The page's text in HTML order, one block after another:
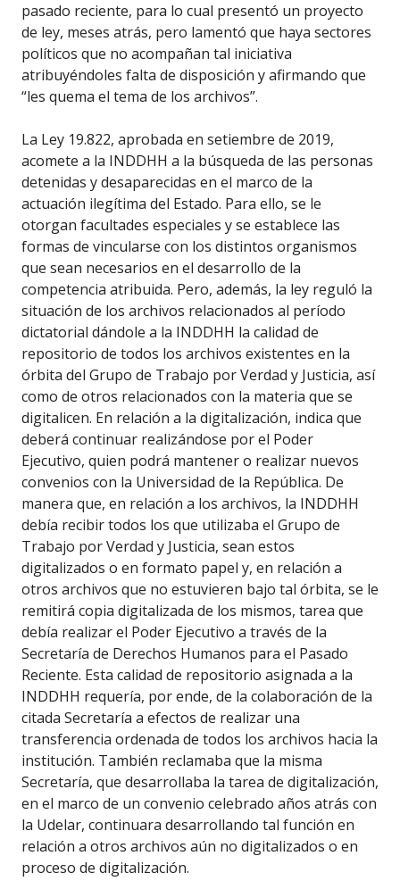
pasado reciente, para lo cual presentó un proyecto
de ley, meses atrás, pero lamentó que haya sectores
políticos que no acompañan tal iniciativa
atribuyéndoles falta de disposición y afirmando que
“les quema el tema de los archivos”.
La Ley 19.822, aprobada en setiembre de 2019,
acomete a la INDDHH a la búsqueda de las personas
detenidas y desaparecidas en el marco de la
actuación ilegítima del Estado. Para ello, se le
otorgan facultades especiales y se establece las
formas de vincularse con los distintos organismos
que sean necesarios en el desarrollo de la
competencia atribuida. Pero, además, la ley reguló la
situación de los archivos relacionados al período
dictatorial dándole a la INDDHH la calidad de
repositorio de todos los archivos existentes en la
órbita del Grupo de Trabajo por Verdad y Justicia, así
como de otros relacionados con la materia que se
digitalicen. En relación a la digitalización, indica que
deberá continuar realizándose por el Poder
Ejecutivo, quien podrá mantener o realizar nuevos
convenios con la Universidad de la República. De
manera que, en relación a los archivos, la INDDHH
debía recibir todos los que utilizaba el Grupo de
Trabajo por Verdad y Justicia, sean estos
digitalizados o en formato papel y, en relación a
otros archivos que no estuvieren bajo tal órbita, se le
remitirá copia digitalizada de los mismos, tarea que
debía realizar el Poder Ejecutivo a través de la
Secretaría de Derechos Humanos para el Pasado
Reciente. Esta calidad de repositorio asignada a la
INDDHH requería, por ende, de la colaboración de la
citada Secretaría a efectos de realizar una
transferencia ordenada de todos los archivos hacia la
institución. También reclamaba que la misma
Secretaría, que desarrollaba la tarea de digitalización,
en el marco de un convenio celebrado años atrás con
la Udelar, continuara desarrollando tal función en
relación a otros archivos aún no digitalizados o en
proceso de digitalización.